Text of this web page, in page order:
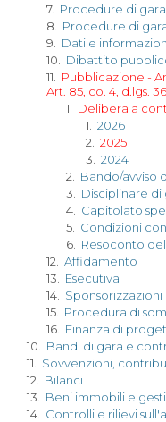
7. Procedure di
8. Procedure di
9. Dati e
10. Dibattito
11. Pubblicazione -
Art. 85, co. 4, d.lgs.
1. Delibera a
1. 2026
2. 2025
3. 2024
2. Bando/avviso
3. Disciplinare di
4. Capitolato
5. Condizioni
6. Resoconto
12. Affidamento
13. Esecutiva
14. Sponsorizzazioni
15. Procedura di
16. Finanza di
10. Bandi di gara e
11. Sovvenzioni,
12. Bilanci
13. Beni immobili e
14. Controlli e rilievi